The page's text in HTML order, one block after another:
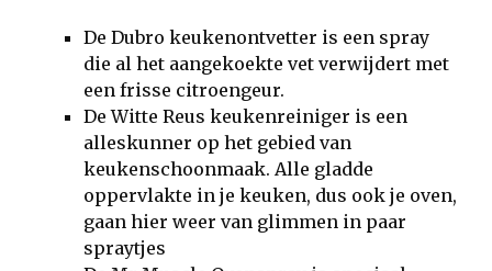
De Dubro keukenontvetter is een spray
die al het aangekoekte vet verwijdert met
een frisse citroengeur.
De Witte Reus keukenreiniger is een
alleskunner op het gebied van
keukenschoonmaak. Alle gladde
oppervlakte in je keuken, dus ook je oven,
gaan hier weer van glimmen in paar
spraytjes